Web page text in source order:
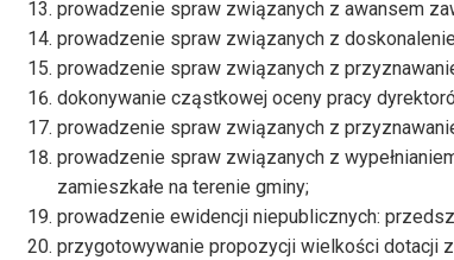
prowadzenie spraw związanych z awansem
prowadzenie spraw związanych z
prowadzenie spraw związanych z
dokonywanie cząstkowej oceny pracy
prowadzenie spraw związanych z
prowadzenie spraw związanych z
zamieszkałe na terenie gminy;
prowadzenie ewidencji niepublicznych:
przygotowywanie propozycji wielkości dotacji